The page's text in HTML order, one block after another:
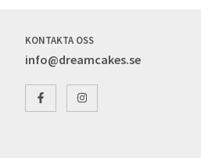
KONTAKTA OSS
info@dreamcakes.se